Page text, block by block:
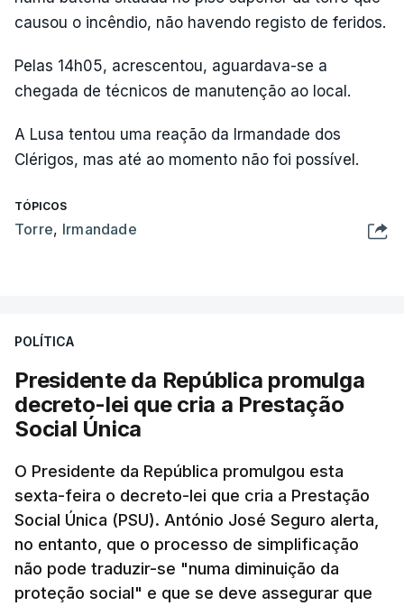
causou o incêndio, não havendo registo de feridos.
Pelas 14h05, acrescentou, aguardava-se a
chegada de técnicos de manutenção ao local.
A Lusa tentou uma reação da Irmandade dos
Clérigos, mas até ao momento não foi possível.
TÓPICOS
Torre, Irmandade
POLÍTICA
Presidente da República promulga
decreto-lei que cria a Prestação
Social Única
O Presidente da República promulgou esta
sexta-feira o decreto-lei que cria a Prestação
Social Única (PSU). António José Seguro alerta,
no entanto, que o processo de simplificação
não pode traduzir-se "numa diminuição da
proteção social" e que se deve assegurar que